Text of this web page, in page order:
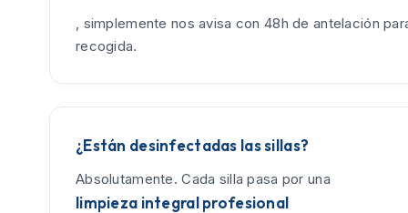
, simplemente nos avisa con 48h de antelación
recogida.
¿Están desinfectadas las sillas?
Absolutamente. Cada silla pasa por una
limpieza integral profesional